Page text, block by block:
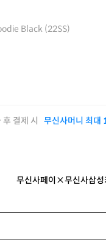
Black (22SS)
후 결제 시 무신사머니 최대
무신사페이×무신사삼성